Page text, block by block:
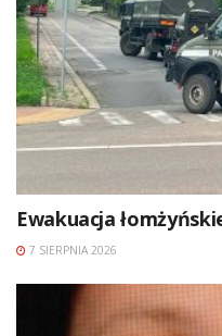
Ewakuacja
7 SIERPNIA 2026